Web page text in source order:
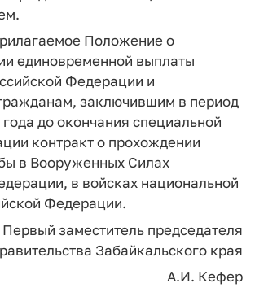
Положение о
единовременной выплаты
Федерации и
заключившим в период
до окончания специальной
контракт о прохождении
в Вооруженных Силах
в войсках национальной
Федерации.
Первый заместитель председателя
Забайкальского края
А.И. Кефер